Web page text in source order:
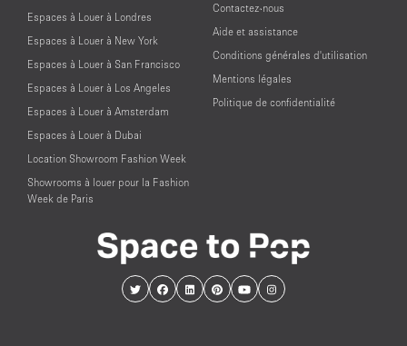
Espaces à Louer à Londres
Espaces à Louer à New York
Espaces à Louer à San Francisco
Espaces à Louer à Los Angeles
Espaces à Louer à Amsterdam
Espaces à Louer à Dubai
Location Showroom Fashion Week
Showrooms à louer pour la Fashion
Week de Paris
Contactez-nous
Aide et assistance
Conditions générales d'utilisation
Mentions légales
Politique de confidentialité